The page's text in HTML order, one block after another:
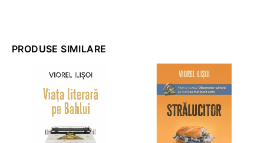
PRODUSE SIMILARE